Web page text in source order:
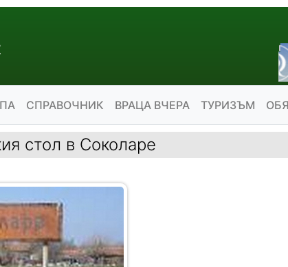
СПРАВОЧНИК ВРАЦА ВЧЕРА ТУРИЗЪМ
стол в Соколаре